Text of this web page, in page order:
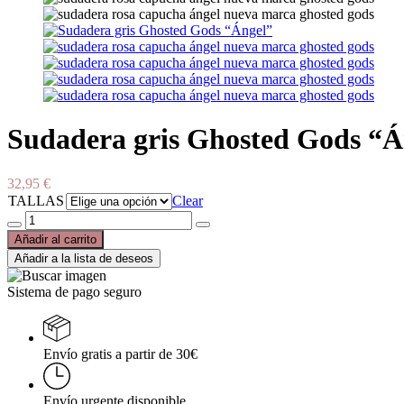
Sudadera gris Ghosted Gods
32,95 €
TALLAS
Clear
Sudadera
gris
Ghosted
Gods
"Ángel"
cantidad
Añadir al carrito
Añadir a la lista de deseos
Sistema de pago seguro
Envío gratis a partir de 30€
Envío urgente disponible